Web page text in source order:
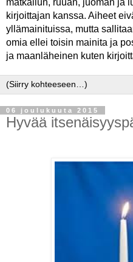
matkailun, ruuan, juoman ja
kirjoittajan kanssa. Aiheet
yllämainituissa, mutta
omia ellei toisin mainita ja
ja maanläheinen kuten
06 joulukuuta 2015
Hyvää